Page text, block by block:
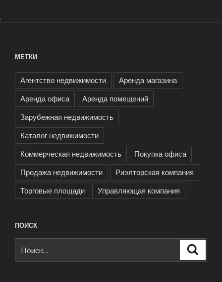
.
МЕТКИ
Агентство недвижимости
Аренда магазина
Аренда офиса
Аренда помещений
Зарубежная недвижимость
Каталог недвижимости
Коммерческая недвижимость
Покупка офиса
Продажа недвижимости
Риэлторская компания
Торговые площади
Управляющая компания
ПОИСК